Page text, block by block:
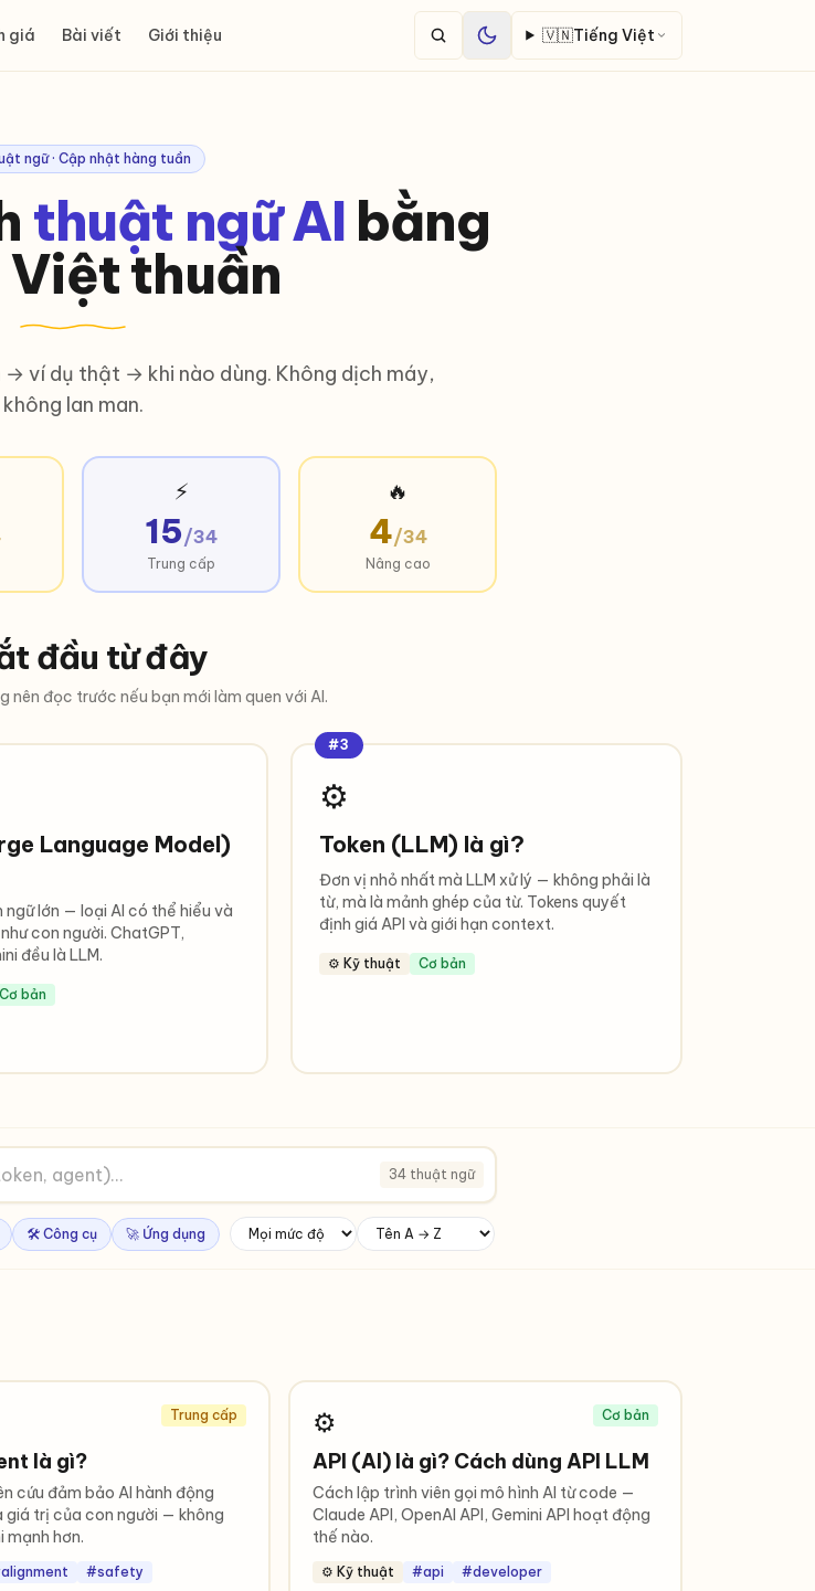
giá Bài viết Giới thiệu 🇻🇳Tiếng Việt
ngữ · Cập nhật hàng tuần
thuật ngữ AI bằng
thuần
→ ví dụ thật → khi nào dùng. Không dịch máy,
không lan man.
⚡
15/34
Trung cấp
🔥
4/34
Nâng cao
đầu từ đây
nên đọc trước nếu bạn mới làm quen với AI.
Language Model)
ngữ lớn — loại AI có thể hiểu và
con người. ChatGPT,
đều là LLM.
Cơ bản
#3
⚙️
Token (LLM) là gì?
Đơn vị nhỏ nhất mà LLM xử lý — không phải là
từ, mà là mảnh ghép của từ. Tokens quyết
định giá API và giới hạn context.
⚙️ Kỹ thuật Cơ bản
34 thuật ngữ
🛠️ Công cụ 🚀 Ứng dụng
Trung cấp
là gì?
cứu đảm bảo AI hành động
giá trị của con người — không
mạnh hơn.
#safety
⚙️ Cơ bản
API (AI) là gì? Cách dùng API LLM
Cách lập trình viên gọi mô hình AI từ code —
Claude API, OpenAI API, Gemini API hoạt động
thế nào.
⚙️ Kỹ thuật #api #developer